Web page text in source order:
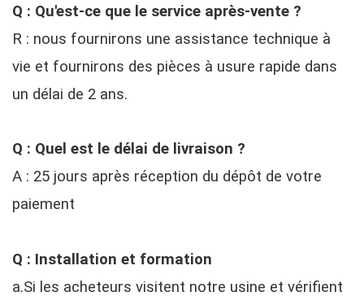
Q : Qu'est-ce que le service après-vente ?
R : nous fournirons une assistance technique à
vie et fournirons des pièces à usure rapide dans
un délai de 2 ans.
Q : Quel est le délai de livraison ?
A : 25 jours après réception du dépôt de votre
paiement
Q : Installation et formation
a.Si les acheteurs visitent notre usine et vérifient